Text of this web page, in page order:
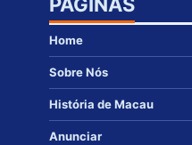
PÁGINAS
Home
Sobre Nós
História de Macau
Anunciar